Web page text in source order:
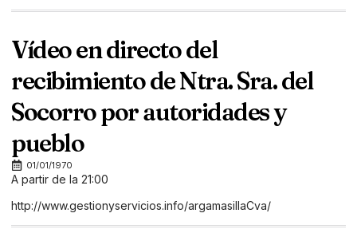
Vídeo en directo del
recibimiento de Ntra. Sra. del
Socorro por autoridades y
pueblo
01/01/1970
A partir de la 21:00
http://www.gestionyservicios.info/argamasillaCva/